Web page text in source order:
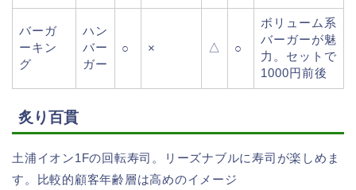
バーガ
ーキン
グ
ハン
バー
ガー
○ × △ ○
ボリューム系
バーガーが魅
力。セットで
1000円前後
炙り百貫
土浦イオン1Fの回転寿司。リーズナブルに寿司が楽しめま
す。比較的顧客年齢層は高めのイメージ